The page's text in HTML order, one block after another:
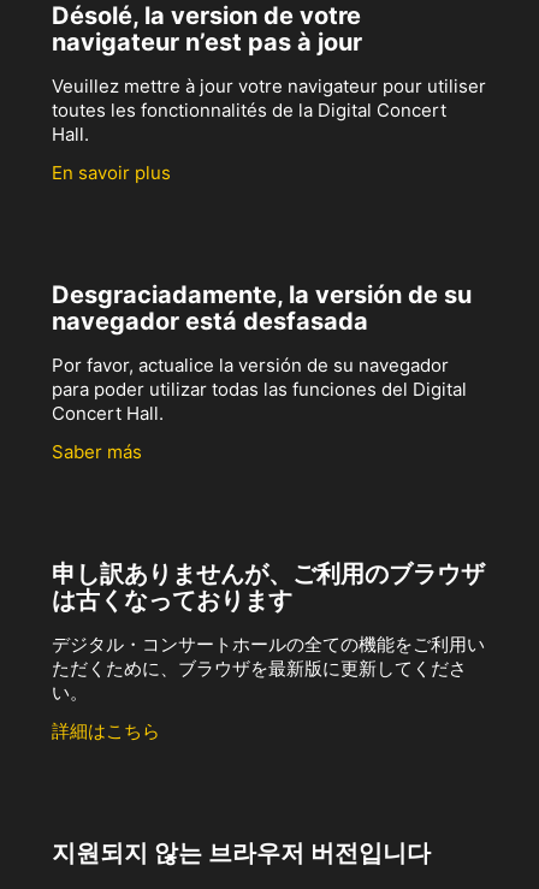
Désolé, la version de votre
navigateur n’est pas à jour
Veuillez mettre à jour votre navigateur pour utiliser
toutes les fonctionnalités de la Digital Concert
Hall.
En savoir plus
Desgraciadamente, la versión de su
navegador está desfasada
Por favor, actualice la versión de su navegador
para poder utilizar todas las funciones del Digital
Concert Hall.
Saber más
申し訳ありませんが、ご利用のブラウザ
は古くなっております
デジタル・コンサートホールの全ての機能をご利用い
ただくために、ブラウザを最新版に更新してくださ
い。
詳細はこちら
지원되지 않는 브라우저 버전입니다